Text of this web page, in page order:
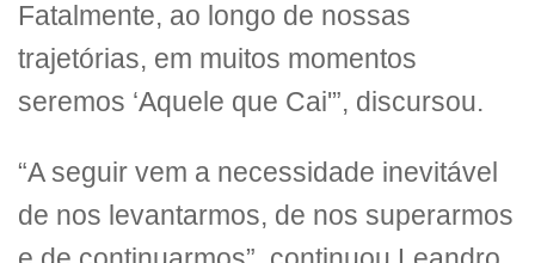
Fatalmente, ao longo de nossas
trajetórias, em muitos momentos
seremos ‘Aquele que Cai'”, discursou.
“A seguir vem a necessidade inevitável
de nos levantarmos, de nos superarmos